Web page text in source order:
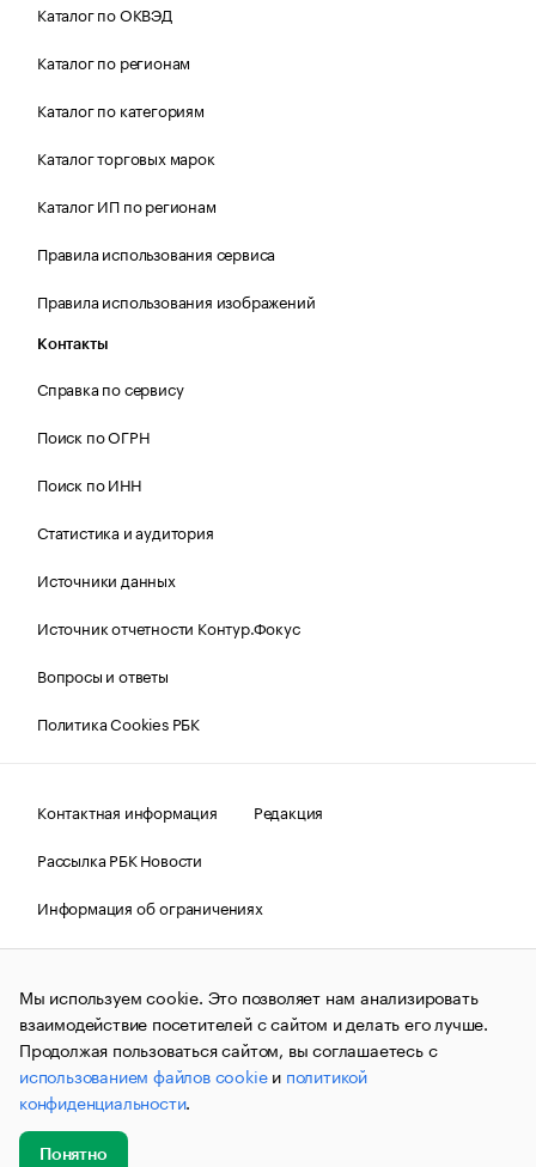
Каталог по ОКВЭД
Каталог по регионам
Каталог по категориям
Каталог торговых марок
Каталог ИП по регионам
Правила использования сервиса
Правила использования изображений
Контакты
Справка по сервису
Поиск по ОГРН
Поиск по ИНН
Статистика и аудитория
Источники данных
Источник отчетности Контур.Фокус
Вопросы и ответы
Политика Cookies РБК
Контактная информация
Редакция
Рассылка РБК Новости
Информация об ограничениях
Правовая информация
О соблюдении авторских прав
© АО «РОСБИЗНЕСКОНСАЛТИНГ»,1995–2026.Сообщения
и материалы информационного агентства «РБК»
(зарегистрировано Федеральной службой по надзору в сфере
связи, информационных технологий и массовых
коммуникаций (Роскомнадзор) 09.12.2015 за номером ИА
№ФС77-63848) сопровождаются пометкой «РБК». Отдельные
публикации могут содержать информацию,
не предназначенную для пользователей
до 18 лет.
Мы используем cookie. Это позволяет нам анализировать
взаимодействие посетителей с сайтом и делать его лучше.
Продолжая пользоваться сайтом, вы соглашаетесь с
использованием файлов cookieи политикой
конфиденциальности.
Понятно